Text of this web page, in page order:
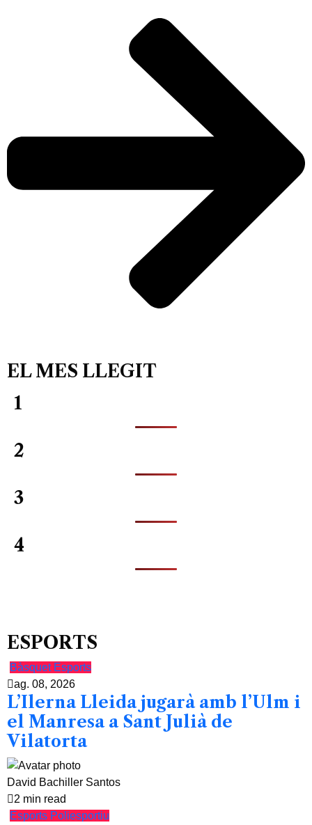
EL MES LLEGIT
1
2
3
4
ESPORTS
Bàsquet Esports
ag. 08, 2026
L’Ilerna Lleida jugarà amb l’Ulm i
el Manresa a Sant Julià de
Vilatorta
David Bachiller Santos
2 min read
Esports Poliesportiu